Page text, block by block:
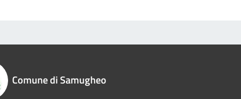
Comune di Samugheo